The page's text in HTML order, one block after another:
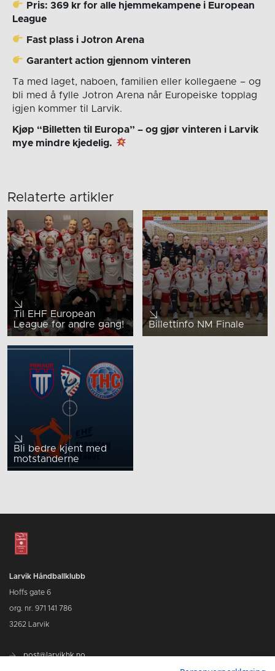
Pris: 369 kr for alle hjemmekampene i European
League
Fast plass i Jotron Arena
Garantert action gjennom vinteren
Ta med laget, naboen, familien eller kollegaene – og
bli med å fylle Jotron Arena når Europeiske topplag
igjen kommer til Larvik.
Kjøp “Billetten til Europa” – og gjør vinteren i Larvik
mye mindre kjedelig.
Relaterte artikler
Til EHF European
League for andre gang!
Billettinfo NM Finale
Bli bedre kjent med
motstanderne
Larvik Håndballklubb
Hoffs gate 6
org. nr. 971 141 786
3262 Larvik
post@larvikhk.no